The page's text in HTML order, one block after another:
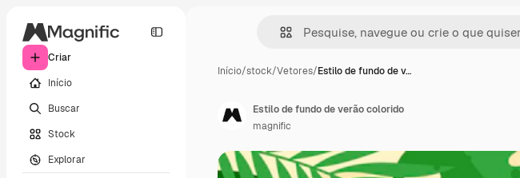
Criar
Início
Buscar
Stock
Explorar
Início/stock/Vetores/Estilo de fundo de v…
Estilo de fundo de verão colorido
magnific